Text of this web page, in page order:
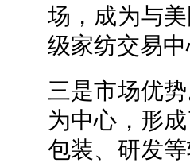
场，成为与
级家纺交易中
三是市场优
为中心，形
包装、研发